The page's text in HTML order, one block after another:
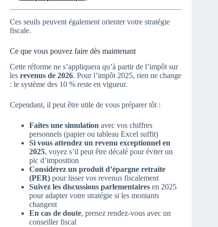
Ces seuils peuvent également orienter votre stratégie
fiscale.
Ce que vous pouvez faire dès maintenant
Cette réforme ne s’appliquera qu’à partir de l’impôt sur
les revenus de 2026. Pour l’impôt 2025, rien ne change
: le système des 10 % reste en vigueur.
Cependant, il peut être utile de vous préparer tôt :
Faites une simulation avec vos chiffres
personnels (papier ou tableau Excel suffit)
Si vous attendez un revenu exceptionnel en
2025, voyez s’il peut être décalé pour éviter un
pic d’imposition
Considérez un produit d’épargne retraite
(PER) pour lisser vos revenus fiscalement
Suivez les discussions parlementaires en 2025
pour adapter votre stratégie si les montants
changent
En cas de doute, prenez rendez-vous avec un
conseiller fiscal